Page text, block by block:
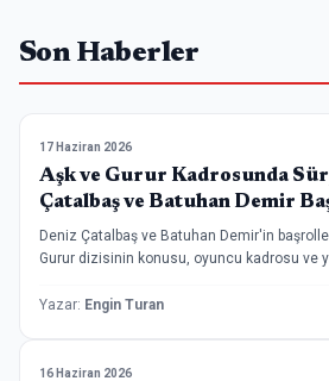
Son Haberler
17 Haziran 2026
Aşk ve Gurur Kadrosunda
Çatalbaş ve Batuhan Demir
Deniz Çatalbaş ve Batuhan Demir'in
Gurur dizisinin konusu, oyuncu kadrosu ve
Yazar: Engin Turan
16 Haziran 2026